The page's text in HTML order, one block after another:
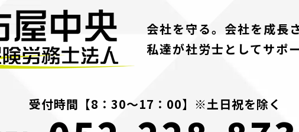
会社を守る。会社を成長
私達が社労士としてサポ
受付時間【8：30～17：00】※土日祝を除く